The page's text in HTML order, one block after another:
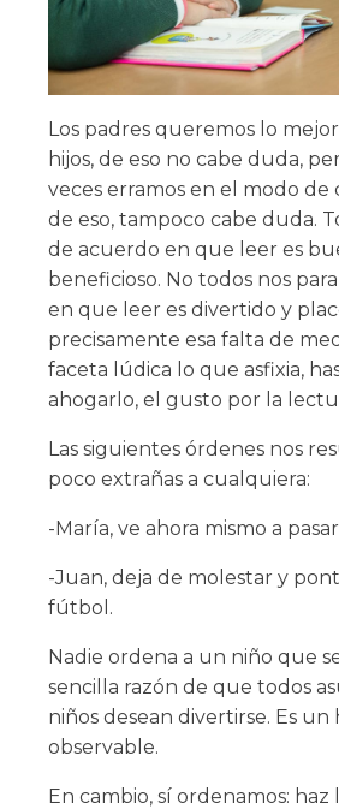
Los padres queremos lo
hijos, de eso no cabe duda,
veces erramos en el modo de
de eso, tampoco cabe duda.
de acuerdo en que leer es
beneficioso. No todos nos
en que leer es divertido y
precisamente esa falta de
faceta lúdica lo que asfixia,
ahogarlo, el gusto por la
Las siguientes órdenes nos
poco extrañas a cualquiera:
-María, ve ahora mismo a
-Juan, deja de molestar y
fútbol.
Nadie ordena a un niño que
sencilla razón de que todos
niños desean divertirse. Es un
observable.
En cambio, sí ordenamos: haz